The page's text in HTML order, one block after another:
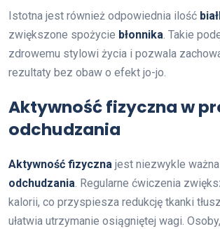
Istotna jest również odpowiednia ilość
zwiększone spożycie błonnika. Takie
zdrowemu stylowi życia i pozwala
rezultaty bez obaw o efekt jo-jo.
Aktywność fizyczna w
odchudzania
Aktywność fizyczna jest niezwykle
odchudzania. Regularne ćwiczenia
kalorii, co przyspiesza redukcję tkanki
ułatwia utrzymanie osiągniętej wagi.